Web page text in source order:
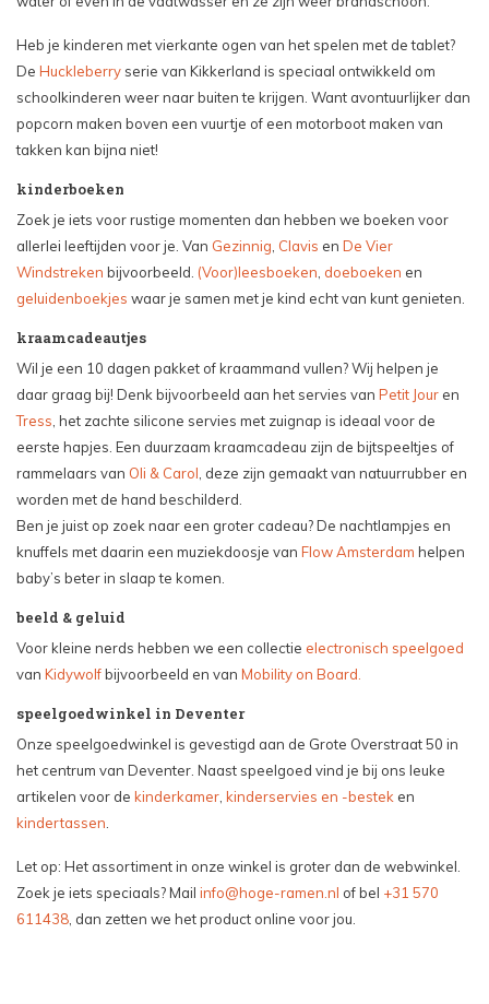
Heb je kinderen met vierkante ogen van het spelen met de tablet?
De Huckleberry serie van Kikkerland is speciaal ontwikkeld om
schoolkinderen weer naar buiten te krijgen. Want avontuurlijker dan
popcorn maken boven een vuurtje of een motorboot maken van
takken kan bijna niet!
kinderboeken
Zoek je iets voor rustige momenten dan hebben we boeken voor
allerlei leeftijden voor je. Van Gezinnig Clavis en De Vier
Windstreken bijvoorbeeld. (Voor)leesboeken doeboeken en
geluidenboekjes waar je samen met je kind echt van kunt genieten.
kraamcadeautjes
Wil je een 10 dagen pakket of kraammand vullen? Wij helpen je
daar graag bij! Denk bijvoorbeeld aan het servies van Petit Jour en
Tress , het zachte silicone servies met zuignap is ideaal voor de
eerste hapjes. Een duurzaam kraamcadeau zijn de bijtspeeltjes of
rammelaars van Oli & Carol , deze zijn gemaakt van natuurrubber en
worden met de hand beschilderd.
Ben je juist op zoek naar een groter cadeau? De nachtlampjes en
knuffels met daarin een muziekdoosje van Flow Amsterdam helpen
baby’s beter in slaap te komen.
beeld & geluid
Voor kleine nerds hebben we een collectie electronisch speelgoed
van Kidywolfbijvoorbeeld en van Mobility on Board.
speelgoedwinkel in Deventer
Onze speelgoedwinkel is gevestigd aan de Grote Overstraat 50 in
het centrum van Deventer. Naast speelgoed vind je bij ons leuke
artikelen voor de kinderkamer kinderservies en -bestek en
kindertassen
Let op: Het assortiment in onze winkel is groter dan de webwinkel.
Zoek je iets speciaals? Mail info@hoge-ramen.nl of bel +31 570
611438 , dan zetten we het product online voor jou.